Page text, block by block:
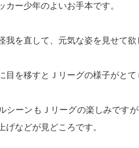
カー少年のよいお手本です。
我を直して、元気な姿を見せて欲
目を移すとＪリーグの様子がとて
シーンもＪリーグの楽しみです
げなどが見どころです。